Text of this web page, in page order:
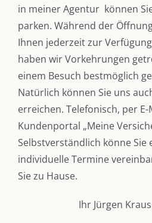
in meiner Agentur können
parken. Während der
Ihnen jederzeit zur
haben wir Vorkehrungen
einem Besuch bestmöglich
Natürlich können Sie uns
erreichen. Telefonisch, per
Kundenportal „Meine
Selbstverständlich könne
individuelle Termine
Sie zu Hause.
Ihr Jürgen